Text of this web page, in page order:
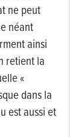
ne peut
néant
ainsi
retient la
«
dans la
est aussi et